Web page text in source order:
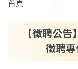
【徵聘公
徵聘